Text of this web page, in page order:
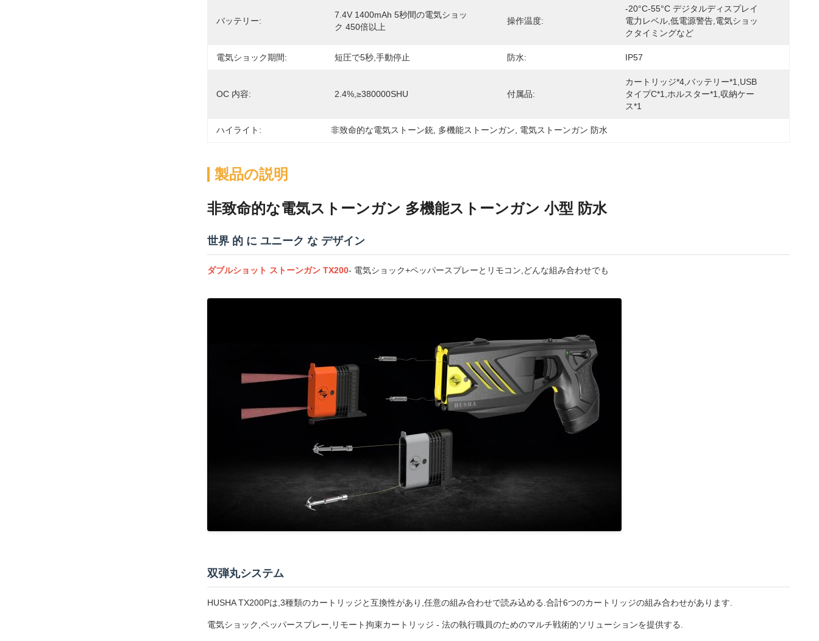
バッテリー:
7.4V 1400mAh 5秒間の電気ショッ
ク 450倍以上
操作温度:
-20°C-55°C デジタルディスプレイ
電力レベル,低電源警告,電気ショッ
クタイミングなど
電気ショック期間: 短圧で5秒,手動停止 防水: IP57
OC 内容: 2.4%,≥380000SHU 付属品:
カートリッジ*4,バッテリー*1,USB
タイプC*1,ホルスター*1,収納ケー
ス*1
ハイライト: 非致命的な電気ストーン銃 多機能ストーンガン 電気ストーンガン 防水
製品の説明
非致命的な電気ストーンガン 多機能ストーンガン 小型 防水
世界 的 に ユニーク な デザイン
ダブルショット ストーンガン TX200- 電気ショック+ペッパースプレーとリモコン,どんな組み合わせでも
双弾丸システム
HUSHA TX200Pは,3種類のカートリッジと互換性があり,任意の組み合わせで読み込める.合計6つのカートリッジの組み合わせがあります.
電気ショック,ペッパースプレー,リモート拘束カートリッジ - 法の執行職員のためのマルチ戦術的ソリューションを提供する.